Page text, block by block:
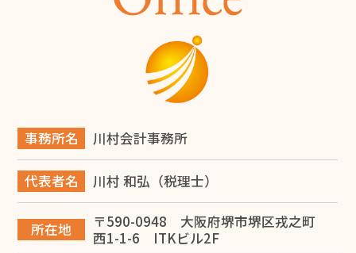
商工会議所とは？会員にならなくても使える無料サービ
ス12選と入会メリットを解説
旅費規程の日当とは？堺市の税理士が解説
2026.06.14
堺市で事業承継を成功させるには？税理士が教える対策
と進め方
事務所名 川村会計事務所
代表者名 川村 和弘（税理士）
所在地
〒590-0948 大阪府堺市堺区戎之町
西1-1-6 ITKビル2F